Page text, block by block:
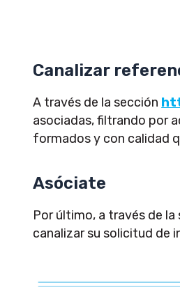
Canalizar
A través de la sección
asociadas, filtrando por
formados y con calidad
Asóciate
Por último, a través de
canalizar su solicitud de